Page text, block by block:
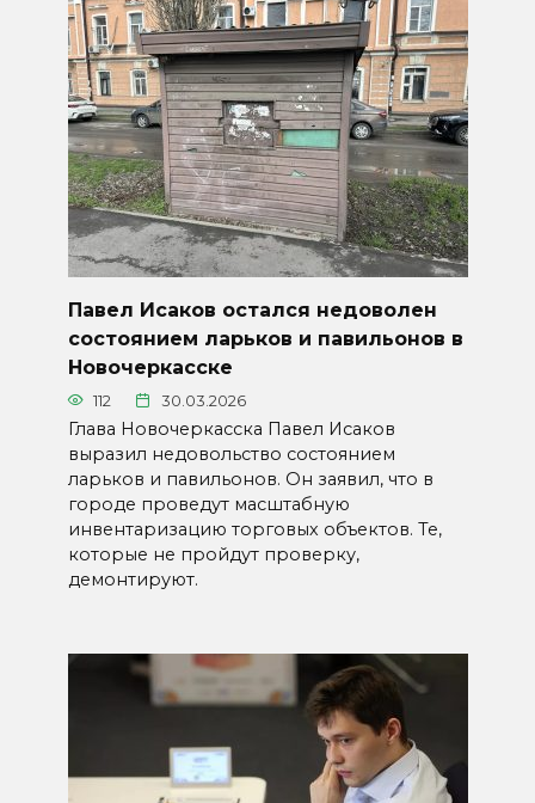
Павел Исаков остался недоволен
состоянием ларьков и павильонов в
Новочеркасске
112 30.03.2026
Глава Новочеркасска Павел Исаков
выразил недовольство состоянием
ларьков и павильонов. Он заявил, что в
городе проведут масштабную
инвентаризацию торговых объектов. Те,
которые не пройдут проверку,
демонтируют.